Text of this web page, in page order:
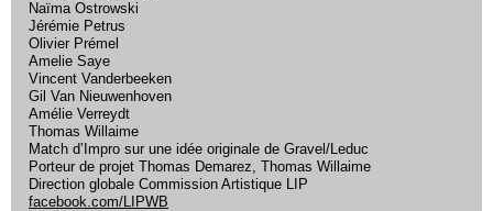
Naïma Ostrowski
Jérémie Petrus
Olivier Prémel
Amelie Saye
Vincent Vanderbeeken
Gil Van Nieuwenhoven
Amélie Verreydt
Thomas Willaime
Match d’Impro sur une idée originale de Gravel/Leduc
Porteur de projet Thomas Demarez, Thomas Willaime
Direction globale Commission Artistique LIP
facebook.com/LIPWB